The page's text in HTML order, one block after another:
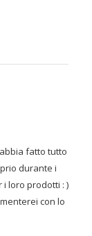
fatto tutto
durante i
i loro prodotti : )
con lo